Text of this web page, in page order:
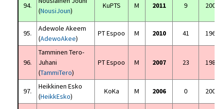
94.
(NousiJoun)
KuPTS M 2011 9
95.
Adewole Akeem
(AdewoAkee)
PT Espoo M 2010 41
96.
Tamminen Tero-
Juhani
(TammiTero)
PT Espoo M 2007 23
97.
Heikkinen Esko
(HeikkEsko)
KoKa M 2006 0